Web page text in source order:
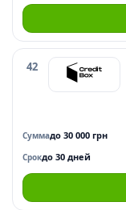
42
Суммадо 30 000 грн
Срокдо 30 дней